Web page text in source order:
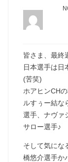
皆さま、最終
日本選手は日
(苦笑)
ホアヒンCH
ルすぅー結な
選手、ナヴァ
サロー選手♪
そして気にな
橋悠介選手か